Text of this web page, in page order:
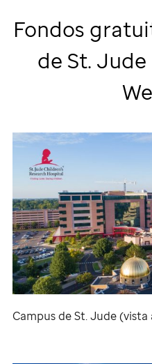
Fondos
deSt. Jude
Campus deSt. Jude(vista